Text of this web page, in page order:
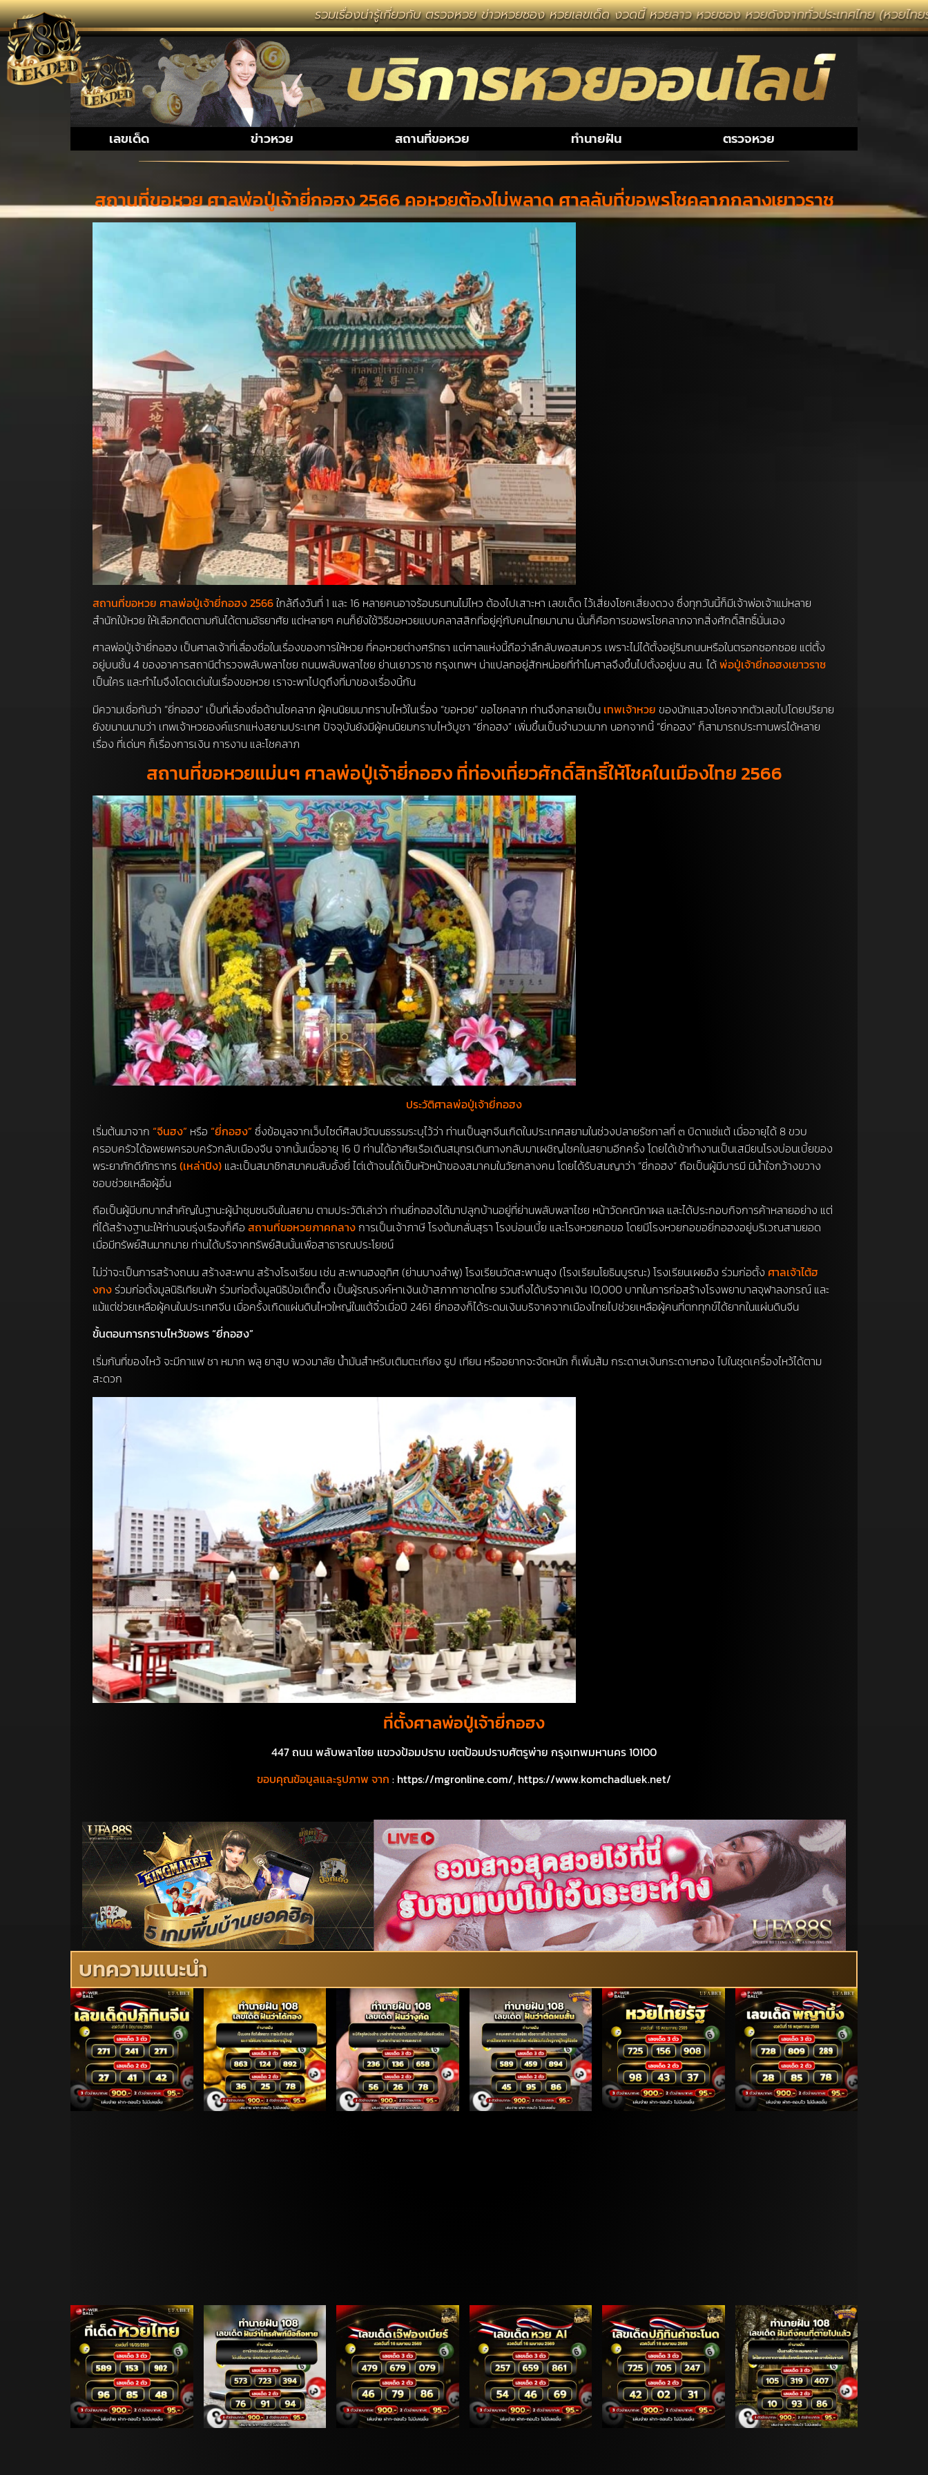
รวมเรื่องน่ารู้เกี่ยวกับ ตรวจหวย ข่าวหวยซอง หวยเลขเด็ด งวดนี้ หวยลาว หวยซอง หวยดังจากทั่วประเทศไทย (หวยไทยรัฐ หวยแม่จำเนียน)
เลขเด็ด ข่าวหวย สถานที่ขอหวย ทำนายฝัน ตรวจหวย
สถานที่ขอหวย ศาลพ่อปู่เจ้ายี่กอฮง 2566 คอหวยต้องไม่พลาด ศาลลับที่ขอพรโชคลาภกลางเยาวราช
สถานที่ขอหวย ศาลพ่อปู่เจ้ายี่กอฮง 2566ใกล้ถึงวันที่ 1 และ 16 หลายคนอาจร้อนรนทนไม่ไหว ต้องไปเสาะหา เลขเด็ด ไว้เสี่ยงโชคเสี่ยงดวง ซึ่งทุกวันนี้ก็มีเจ้าพ่อเจ้าแม่หลาย
สำนักใบ้หวย ให้เลือกติดตามกันได้ตามอัธยาศัย แต่หลายๆ คนก็ยังใช้วิธีขอหวยแบบคลาสสิกที่อยู่คู่กับคนไทยมานาน นั่นก็คือการขอพรโชคลาภจากสิ่งศักดิ์สิทธิ์นั่นเอง
ศาลพ่อปู่เจ้ายี่กอฮง เป็นศาลเจ้าที่เลื่องชื่อในเรื่องของการให้หวย ที่คอหวยต่างศรัทธา แต่ศาลแห่งนี้ถือว่าลึกลับพอสมควร เพราะไม่ได้ตั้งอยู่ริมถนนหรือในตรอกซอกซอย แต่ตั้ง
อยู่บนชั้น 4 ของอาคารสถานีตำรวจพลับพลาไชย ถนนพลับพลาไชย ย่านเยาวราช กรุงเทพฯ น่าแปลกอยู่สักหน่อยที่ทำไมศาลจึงขึ้นไปตั้งอยู่บน สน. ได้พ่อปู่เจ้ายี่กอฮงเยาวราช
เป็นใคร และทำไมจึงโดดเด่นในเรื่องขอหวย เราจะพาไปดูถึงที่มาของเรื่องนี้กัน
มีความเชื่อกันว่า “ยี่กอฮง” เป็นที่เลื่องชื่อด้านโชคลาภ ผู้คนนิยมมากราบไหว้ในเรื่อง “ขอหวย” ขอโชคลาภ ท่านจึงกลายเป็น เทพเจ้าหวย ของนักแสวงโชคจากตัวเลขไปโดยปริยาย
ยังขนานนามว่า เทพเจ้าหวยองค์แรกแห่งสยามประเทศ ปัจจุบันยังมีผู้คนนิยมกราบไหว้บูชา “ยี่กอฮง” เพิ่มขึ้นเป็นจำนวนมาก นอกจากนี้ “ยี่กอฮง” ก็สามารถประทานพรได้หลาย
เรื่อง ที่เด่นๆ ก็เรื่องการเงิน การงาน และโชคลาภ
สถานที่ขอหวยแม่นๆ ศาลพ่อปู่เจ้ายี่กอฮง ที่ท่องเที่ยวศักดิ์สิทธิ์ให้โชคในเมืองไทย 2566
ประวัติศาลพ่อปู่เจ้ายี่กอฮง
เริ่มต้นมาจาก “จีนฮง” หรือ “ยี่กอฮง”ซึ่งข้อมูลจากเว็บไซต์ศิลปวัฒนธรรมระบุไว้ว่า ท่านเป็นลูกจีนเกิดในประเทศสยามในช่วงปลายรัชกาลที่ ๓ บิดาแซ่แต้ เมื่ออายุได้ 8 ขวบ
ครอบครัวได้อพยพครอบครัวกลับเมืองจีน จากนั้นเมื่ออายุ 16 ปี ท่านได้อาศัยเรือเดินสมุทรเดินทางกลับมาเผชิญโชคในสยามอีกครั้ง โดยได้เข้าทำงานเป็นเสมียนโรงบ่อนเบี้ยของ
พระยาภักดีภัทรากร(เหล่าปิง) และเป็นสมาชิกสมาคมลับอั้งยี่ ไต่เต้าจนได้เป็นหัวหน้าของสมาคมในวัยกลางคน โดยได้รับสมญาว่า “ยี่กอฮง” ถือเป็นผู้มีบารมี มีน้ำใจกว้างขวาง
ชอบช่วยเหลือผู้อื่น
ถือเป็นผู้มีบทบาทสําคัญในฐานะผู้นําชุมชนจีนในสยาม ตามประวัติเล่าว่า ท่านยี่กอฮงได้มาปลูกบ้านอยู่ที่ย่านพลับพลาไชย หน้าวัดคณิกาผล และได้ประกอบกิจการค้าหลายอย่าง แต่
ที่ได้สร้างฐานะให้ท่านจนรุ่งเรืองก็คือ สถานที่ขอหวยภาคกลางการเป็นเจ้าภาษี โรงต้มกลั่นสุรา โรงบ่อนเบี้ย และโรงหวยกอขอ โดยมีโรงหวยกอขอยี่กอฮงอยู่บริเวณสามยอด
เมื่อมีทรัพย์สินมากมาย ท่านได้บริจาคทรัพย์สินนั้นเพื่อสาธารณประโยชน์
ไม่ว่าจะเป็นการสร้างถนน สร้างสะพาน สร้างโรงเรียน เช่น สะพานฮงอุทิศ (ย่านบางลำพู) โรงเรียนวัดสะพานสูง (โรงเรียนโยธินบูรณะ) โรงเรียนเผยอิง ร่วมก่อตั้ง ศาลเจ้าไต้ฮ
งกง ร่วมก่อตั้งมูลนิธิเทียนฟ้า ร่วมก่อตั้งมูลนิธิป่อเต็กตึ๊ง เป็นผู้รณรงค์หาเงินเข้าสภากาชาดไทย รวมถึงได้บริจาคเงิน 10,000 บาทในการก่อสร้างโรงพยาบาลจุฬาลงกรณ์ และ
แม้แต่ช่วยเหลือผู้คนในประเทศจีน เมื่อครั้งเกิดแผ่นดินไหวใหญ่ในแต้จิ๋วเมื่อปี 2461 ยี่กอฮงก็ได้ระดมเงินบริจาคจากเมืองไทยไปช่วยเหลือผู้คนที่ตกทุกข์ได้ยากในแผ่นดินจีน
ขั้นตอนการกราบไหว้ขอพร “ยี่กอฮง”
เริ่มกันที่ของไหว้ จะมีกาแฟ ชา หมาก พลู ยาสูบ พวงมาลัย น้ำมันสำหรับเติมตะเกียง ธูป เทียน หรืออยากจะจัดหนัก ก็เพิ่มส้ม กระดาษเงินกระดาษทอง ไปในชุดเครื่องไหว้ได้ตาม
สะดวก
ที่ตั้งศาลพ่อปู่เจ้ายี่กอฮง
447 ถนน พลับพลาไชย แขวงป้อมปราบ เขตป้อมปราบศัตรูพ่าย กรุงเทพมหานคร 10100
ขอบคุณข้อมูลและรูปภาพ จาก : https://mgronline.com/, https://www.komchadluek.net/
บทความแนะนำ